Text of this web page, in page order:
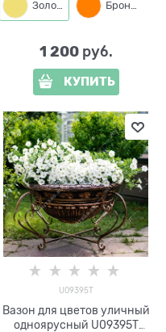
Золото Бронза
1 200 руб.
КУПИТЬ
U09395T
Вазон для цветов уличный
одноярусный U09395T